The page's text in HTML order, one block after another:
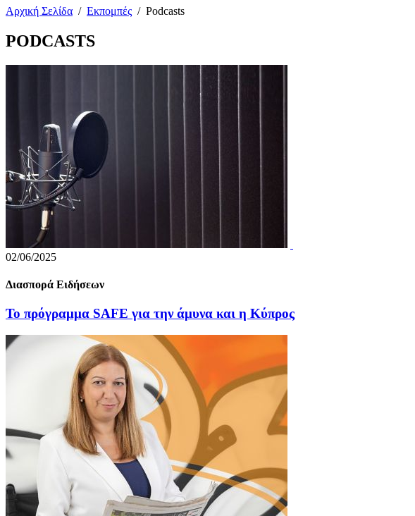
Αρχική Σελίδα / Εκπομπές / Podcasts
PODCASTS
02/06/2025
Διασπορά Ειδήσεων
Το πρόγραμμα SAFE για την άμυνα και η Κύπρος